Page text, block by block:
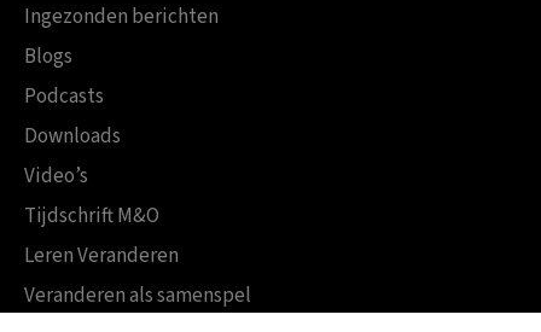
Ingezonden berichten
Blogs
Podcasts
Downloads
Video’s
Tijdschrift M&O
Leren Veranderen
Veranderen als samenspel